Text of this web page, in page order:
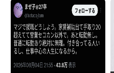
ら生活保護を貰うなん
以上の水準の人のみ許
銭湯で入れ墨の人出入り
「言いましたよね😡」
ようとする被災者を威